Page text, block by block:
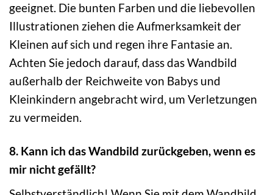
geeignet. Die bunten Farben und die liebevollen
Illustrationen ziehen die Aufmerksamkeit der
Kleinen auf sich und regen ihre Fantasie an.
Achten Sie jedoch darauf, dass das Wandbild
außerhalb der Reichweite von Babys und
Kleinkindern angebracht wird, um Verletzungen
zu vermeiden.
8. Kann ich das Wandbild zurückgeben, wenn es
mir nicht gefällt?